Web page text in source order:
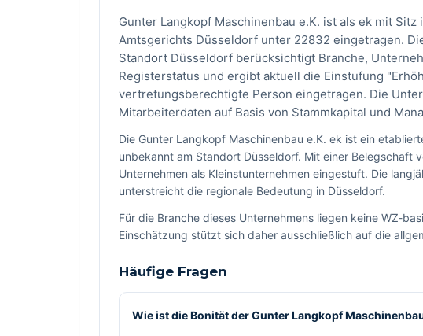
Gunter Langkopf Maschinenbau e.K. ist als ek mit
Amtsgerichts Düsseldorf unter 22832 eingetragen.
Standort Düsseldorf berücksichtigt Branche,
Registerstatus und ergibt aktuell die Einstufung
vertretungsberechtigte Person eingetragen. Die
Mitarbeiterdaten auf Basis von Stammkapital und
Die Gunter Langkopf Maschinenbau e.K. ek ist ein
unbekannt am Standort Düsseldorf. Mit einer Belegschaft
Unternehmen als Kleinstunternehmen eingestuft. Die
unterstreicht die regionale Bedeutung in Düsseldorf.
Für die Branche dieses Unternehmens liegen keine WZ-
Einschätzung stützt sich daher ausschließlich auf die
Häufige Fragen
Wie ist die Bonität der Gunter Langkopf